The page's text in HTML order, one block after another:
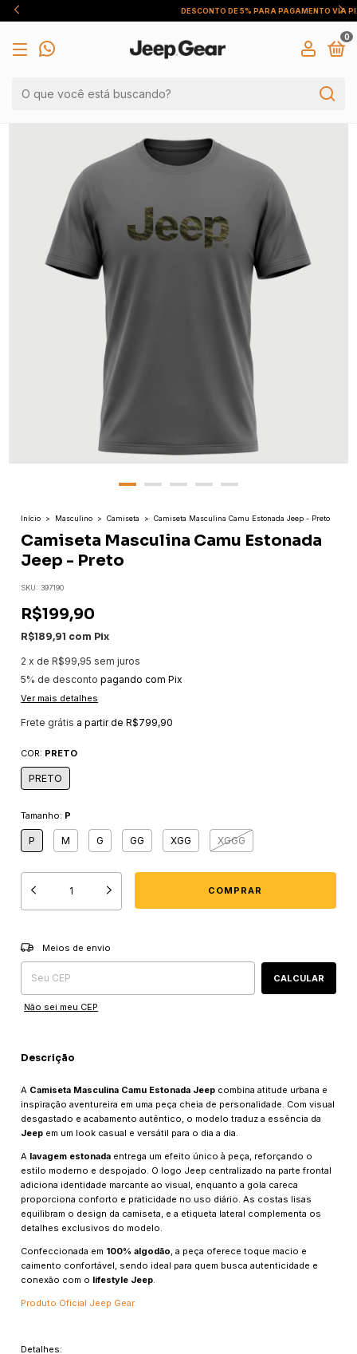
DESCONTO DE 5% PARA PAGAMENTO VIA PIX
0
Início > Masculino > Camiseta > Camiseta Masculina Camu Estonada Jeep - Preto
Camiseta Masculina Camu Estonada
Jeep - Preto
SKU: 397190
R$199,90
R$189,91 com Pix
2 x deR$99,95 sem juros
5% de desconto pagando com Pix
Ver mais detalhes
Frete grátis a partir deR$799,90
COR: PRETO
PRETO
Tamanho: P
P M G GG XGG XGGG
Entregas para o CEP:
Meios de envio
CALCULAR
Não sei meu CEP
Descrição
A Camiseta Masculina Camu Estonada Jeep combina atitude urbana e
inspiração aventureira em uma peça cheia de personalidade. Com visual
desgastado e acabamento autêntico, o modelo traduz a essência da
Jeep em um look casual e versátil para o dia a dia.
A lavagem estonada entrega um efeito único à peça, reforçando o
estilo moderno e despojado. O logo Jeep centralizado na parte frontal
adiciona identidade marcante ao visual, enquanto a gola careca
proporciona conforto e praticidade no uso diário. As costas lisas
equilibram o design da camiseta, e a etiqueta lateral complementa os
detalhes exclusivos do modelo.
Confeccionada em 100% algodão , a peça oferece toque macio e
caimento confortável, sendo ideal para quem busca autenticidade e
conexão com o lifestyle Jeep
Produto Oficial Jeep Gear.
Detalhes: